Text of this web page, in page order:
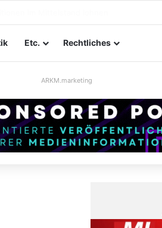
Etc. Rechtliches
ARKM.marketing